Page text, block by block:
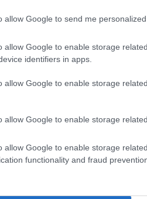
allow Google to send me personalized
allow Google to enable storage
identifiers in apps.
allow Google to enable storage
allow Google to enable storage
allow Google to enable storage
functionality and fraud
Elkészült a
közelében
Látlelet a
Egyetlen, fél